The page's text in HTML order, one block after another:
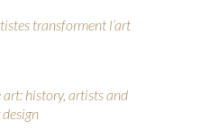
transforment l’art
history, artists and